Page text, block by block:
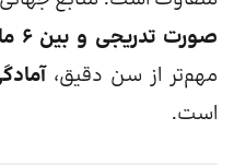
صورت تدریجی و بین ۶ ماه تا ۲ سالگی
مهم‌تر از سن دقیق،
است.